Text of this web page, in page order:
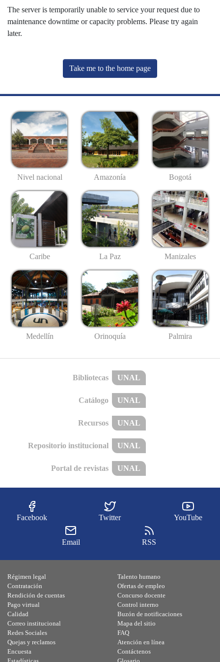
The server is temporarily unable to service your request due to
maintenance downtime or capacity problems. Please try again
later.
Take me to the home page
Nivel nacional Amazonía Bogotá
Caribe La Paz Manizales
Medellín Orinoquía Palmira
Bibliotecas UNAL
Catálogo UNAL
Recursos UNAL
Repositorio institucional UNAL
Portal de revistas UNAL
Facebook Twitter YouTube
Email RSS
Régimen legal
Contratación
Rendición de cuentas
Pago virtual
Calidad
Talento humano
Ofertas de empleo
Concurso docente
Control interno
Buzón de notificaciones
Correo institucional
Redes Sociales
Quejas y reclamos
Encuesta
Mapa del sitio
FAQ
Atención en línea
Contáctenos